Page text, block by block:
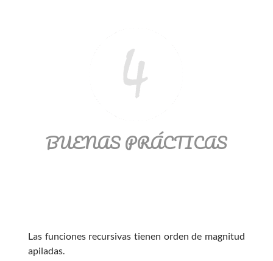
BUENAS PRÁCTICAS
Las funciones recursivas tienen orden de magnitud
apiladas.